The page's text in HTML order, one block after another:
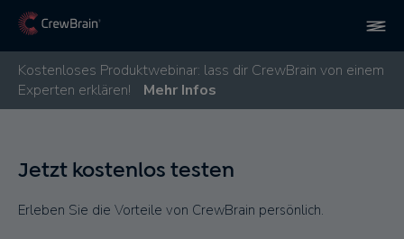
Kostenloses Produktwebinar: lass dir CrewBrain von einem
Experten erklären!
Mehr Infos
Jetzt kostenlos testen
Erleben Sie die Vorteile von CrewBrain persönlich.